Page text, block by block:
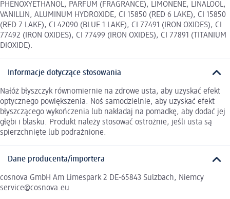
PHENOXYETHANOL, PARFUM (FRAGRANCE), LIMONENE, LINALOOL,
VANILLIN, ALUMINUM HYDROXIDE, CI 15850 (RED 6 LAKE), CI 15850
(RED 7 LAKE), CI 42090 (BLUE 1 LAKE), CI 77491 (IRON OXIDES), CI
77492 (IRON OXIDES), CI 77499 (IRON OXIDES), CI 77891 (TITANIUM
DIOXIDE).
Informacje dotyczące stosowania
Nałóż błyszczyk równomiernie na zdrowe usta, aby uzyskać efekt
optycznego powiększenia. Noś samodzielnie, aby uzyskać efekt
błyszczącego wykończenia lub nakładaj na pomadkę, aby dodać jej
głębi i blasku. Produkt należy stosować ostrożnie, jeśli usta są
spierzchnięte lub podrażnione.
Dane producenta/importera
cosnova GmbH Am Limespark 2 DE-65843 Sulzbach, Niemcy
service@cosnova.eu